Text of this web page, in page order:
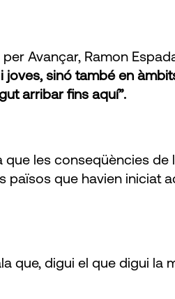
Avançar, Ramon
sinó també en
arribar fins aquí”.
les conseqüències
països que havien iniciat
que, digui el que digui la